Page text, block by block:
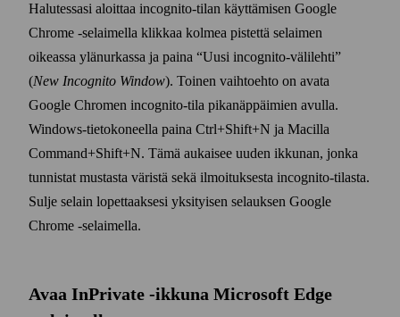
Halutessasi aloittaa incognito-tilan käyttämisen Google
Chrome ‑selaimella klikkaa kolmea pistettä selaimen
oikeassa ylä­nurkassa ja paina
Uusi incognito-väli­lehti
(New Incognito Window). Toinen vaihto­ehto on avata
Google Chromen incognito-tila pika­näppäimien avulla.
Windows-tieto­koneella paina Ctrl+​Shift+​N ja Macilla
Command+​Shift+​N. Tämä aukaisee uuden ikkunan, jonka
tunnistat mustasta väristä sekä ilmoituksesta incognito-tilasta.
Sulje selain lopettaaksesi yksityisen selauksen Google
Chrome ‑selaimella.
Avaa InPrivate ‑ikkuna Micro­soft Edge